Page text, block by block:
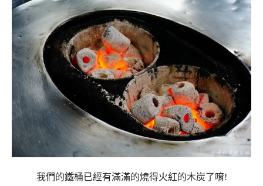
我們的鐵桶已經有滿滿的燒得火紅的木炭了唷!